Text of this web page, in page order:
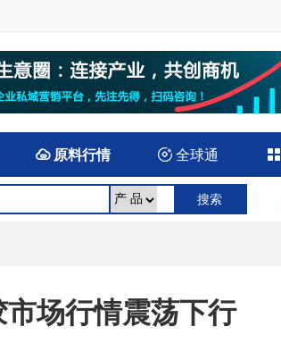
原料行情  全球通 
场行情震荡下行